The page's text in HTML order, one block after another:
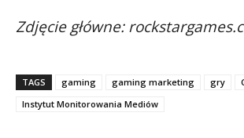
Zdjęcie główne:
TAGS gaming gaming marketing gry
Instytut Monitorowania Mediów